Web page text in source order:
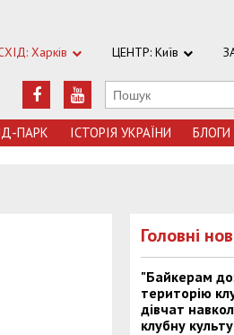
Харків ЦЕНТР: Київ
ПАРК ІСТОРІЯ УКРАЇНИ БЛОГИ
Головні
"Байкерам
територію
дівчат
клубну